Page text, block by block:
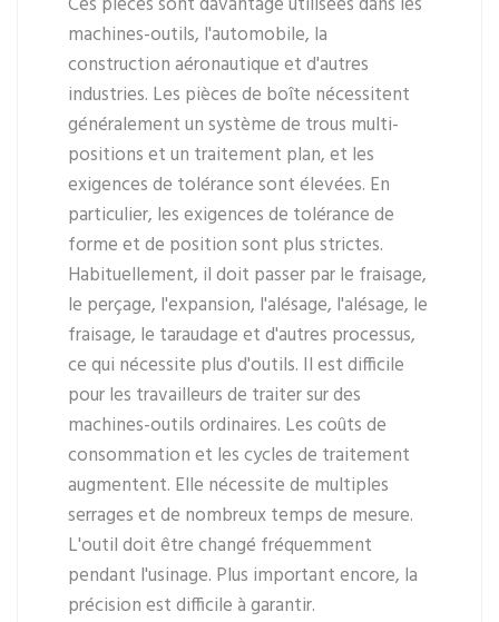
machines-outils, l'automobile, la
construction aéronautique et d'autres
industries. Les pièces de boîte nécessitent
généralement un système de trous multi-
positions et un traitement plan, et les
exigences de tolérance sont élevées. En
particulier, les exigences de tolérance de
forme et de position sont plus strictes.
Habituellement, il doit passer par le fraisage,
le perçage, l'expansion, l'alésage, l'alésage, le
fraisage, le taraudage et d'autres processus,
ce qui nécessite plus d'outils. Il est difficile
pour les travailleurs de traiter sur des
machines-outils ordinaires. Les coûts de
consommation et les cycles de traitement
augmentent. Elle nécessite de multiples
serrages et de nombreux temps de mesure.
L'outil doit être changé fréquemment
pendant l'usinage. Plus important encore, la
précision est difficile à garantir.